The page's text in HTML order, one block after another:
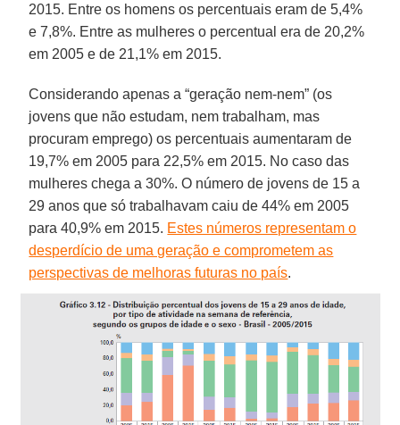
2015. Entre os homens os percentuais eram de 5,4%
e 7,8%. Entre as mulheres o percentual era de 20,2%
em 2005 e de 21,1% em 2015.
Considerando apenas a “geração nem-nem” (os
jovens que não estudam, nem trabalham, mas
procuram emprego) os percentuais aumentaram de
19,7% em 2005 para 22,5% em 2015. No caso das
mulheres chega a 30%. O número de jovens de 15 a
29 anos que só trabalhavam caiu de 44% em 2005
para 40,9% em 2015. Estes números representam o
desperdício de uma geração e comprometem as
perspectivas de melhoras futuras no país.